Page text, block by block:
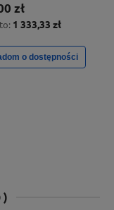
zł
1 333,33 zł
o dostępności